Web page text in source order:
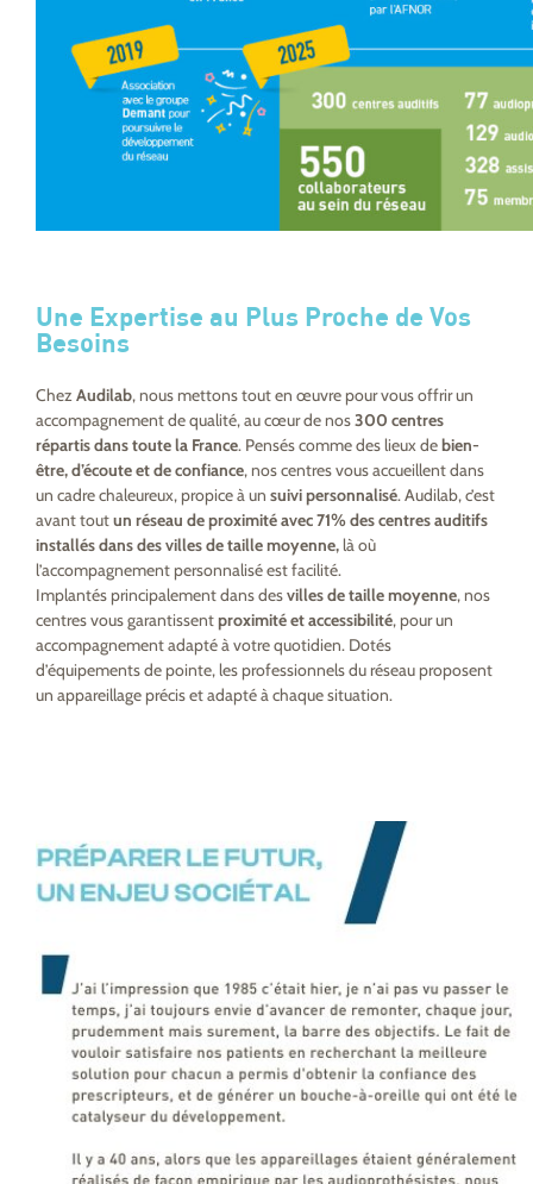
Une Expertise au Plus Proche de Vos
Besoins
ChezAudilab, nous mettons tout en œuvre pour vous offrir un
accompagnement de qualité, au cœur de nos300 centres
répartis dans toute la France. Pensés comme des lieux debien-
être, d’écoute et de confiance, nos centres vous accueillent dans
un cadre chaleureux, propice à un suivi personnalisé. Audilab, c’est
avant toutun réseau de proximité avec 71% des centres auditifs
installés dans des villes de taille moyenne,là où
l’accompagnement personnalisé est facilité.
Implantés principalement dans desvilles de taille moyenne, nos
centres vous garantissentproximité et accessibilité, pour un
accompagnement adapté à votre quotidien. Dotés
d’équipements de pointe, les professionnels du réseau proposent
un appareillage précis et adapté à chaque situation.